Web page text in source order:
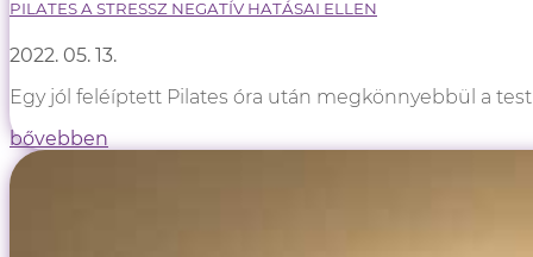
PILATES A STRESSZ NEGATÍV HATÁSAI ELLEN
2022. 05. 13.
Egy jól feléíptett Pilates óra után megkönnyebbül a
bővebben